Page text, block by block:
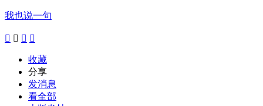
我也说一句
   
收藏
分享
发消息
看全部